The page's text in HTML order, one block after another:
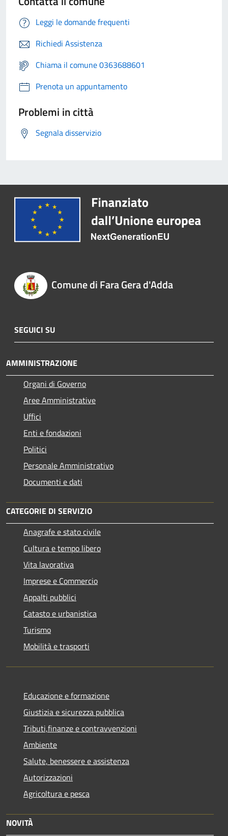
Leggi le domande frequenti
Richiedi Assistenza
Chiama il comune 0363688601
Prenota un appuntamento
Problemi in città
Segnala disservizio
Comune di Fara Gera d'Adda
SEGUICI SU
AMMINISTRAZIONE
Organi di Governo
Aree Amministrative
Uffici
Enti e fondazioni
Politici
Personale Amministrativo
Documenti e dati
CATEGORIE DI SERVIZIO
Anagrafe e stato civile
Cultura e tempo libero
Vita lavorativa
Imprese e Commercio
Appalti pubblici
Catasto e urbanistica
Turismo
Mobilità e trasporti
Educazione e formazione
Giustizia e sicurezza pubblica
Tributi,finanze e contravvenzioni
Ambiente
Salute, benessere e assistenza
Autorizzazioni
Agricoltura e pesca
NOVITÀ